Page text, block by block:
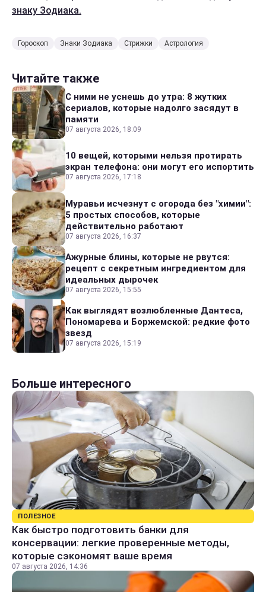
знаку Зодиака.
Гороскоп Знаки Зодиака Стрижки Астрология
Читайте также
С ними не уснешь до утра: 8 жутких
сериалов, которые надолго засядут в
памяти
07 августа 2026, 18:09
10 вещей, которыми нельзя протирать
экран телефона: они могут его испортить
07 августа 2026, 17:18
Муравьи исчезнут с огорода без "химии":
5 простых способов, которые
действительно работают
07 августа 2026, 16:37
Ажурные блины, которые не рвутся:
рецепт с секретным ингредиентом для
идеальных дырочек
07 августа 2026, 15:55
Как выглядят возлюбленные Дантеса,
Пономарева и Боржемской: редкие фото
звезд
07 августа 2026, 15:19
Больше интересного
ПОЛЕЗНОЕ
Как быстро подготовить банки для
консервации: легкие проверенные методы,
которые сэкономят ваше время
07 августа 2026, 14:36